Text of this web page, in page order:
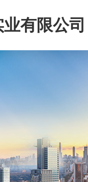
有限公司